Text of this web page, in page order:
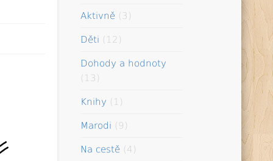
Aktivně (3)
Děti (12)
Dohody a hodnoty
(13)
Knihy (1)
Marodi (9)
Na cestě (4)